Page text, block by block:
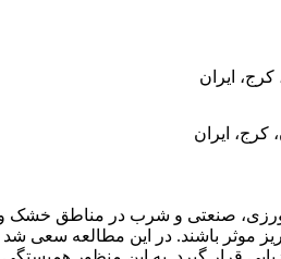
ایران
کرج، ایران
صنعتی و شرب در مناطق خشک
موثر باشند. در این مطالعه سعی